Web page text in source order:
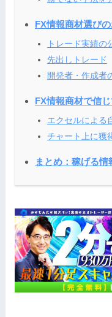
FX情報商材選び
トレード実績の
先出しトレード
開発者・作成者
FX情報商材で信
エクセルによる
チャート上に獲
まとめ：稼げる情